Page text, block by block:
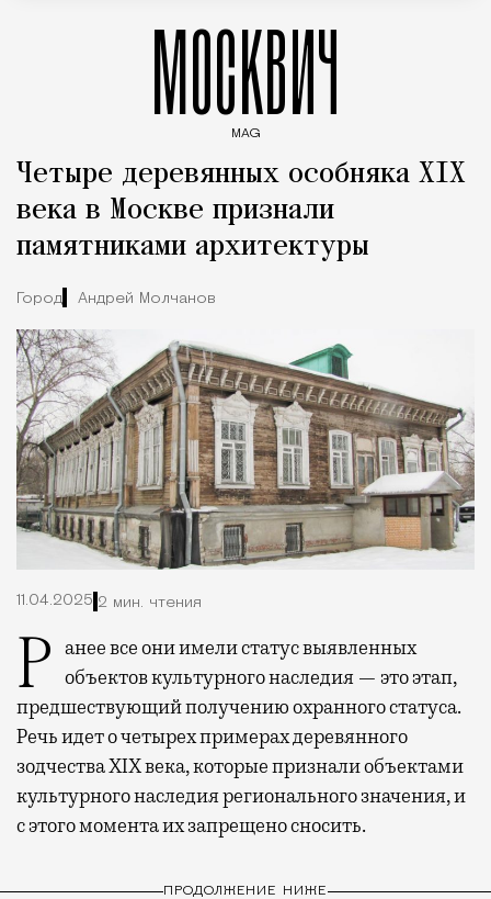
МОСКВИЧ
MAG
Четыре деревянных особняка XIX
века в Москве признали
памятниками архитектуры
Город Андрей Молчанов
11.04.2025 2 мин. чтения
Ранее все они имели статус выявленных объектов культурного наследия — это этап,
предшествующий получению охранного статуса.
Речь идет о четырех примерах деревянного
зодчества XIX века, которыепризнали объектами
культурного наследия регионального значения, и
с этого момента их запрещено сносить.
ПРОДОЛЖЕНИЕ НИЖЕ